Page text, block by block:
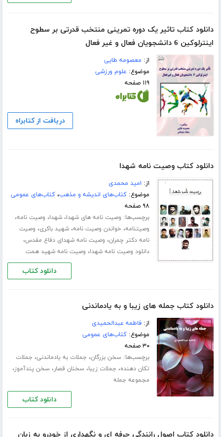
دانلود کتاب تاثیر یک دوره تمرینی منتخب قدرتی بر سطوح
اینترلوکین 6 دانشجویان فعال و غیر فعال
از: معصومه طایی
موضوع: علوم ورزشی
۱۱۹ صفحه
دریافت از کتابراه
دانلود کتاب وصیت نامه شهدا
از: امید محمدی
موضوع:کتاب‌های اندیشه و مذهب،کتاب‌های عمومی
۹۸ صفحه
برچسب‌ها: وصیت نامه های شهدا،شهدا، وصیت نامه،
وصیتنامه، خواندن وصیت نامه،شهید باکری، وصیت
نامه دکتر چمران، وصیت نامه شهدای دفاع مقدس،
دانلود وصیت نامه شهدا، وصیت نامه شهید همت
دانلود کتاب
دانلود کتاب جمله های زیبا و به یادماندنی
از:فاطمه عبدالحمیدی
موضوع:کتاب‌های عمومی
۳۰ صفحه
برچسب‌ها: سخن بزرگان، جملات به یادماندنی، جملات
تکان دهنده، جملات زیبا، سخنان قصار، سخن پندآموز،
مجموعه جمله
دانلود کتاب
دانلود کتاب اصول رانندگی حرفه ای و نگهداری از خودرو به زبان